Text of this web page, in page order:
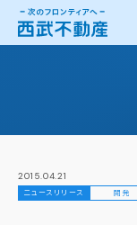
2015.04.21
ニュースリリース 開発